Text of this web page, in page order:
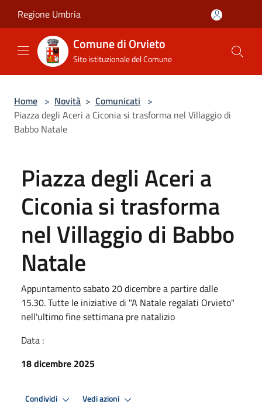
Regione Umbria
Comune di Orvieto
Sito istituzionale del Comune
Home > Novità > Comunicati >
Piazza degli Aceri a Ciconia si trasforma nel Villaggio di
Babbo Natale
Piazza degli Aceri a
Ciconia si trasforma
nel Villaggio di Babbo
Natale
Appuntamento sabato 20 dicembre a partire dalle
15.30. Tutte le iniziative di "A Natale regalati Orvieto"
nell'ultimo fine settimana pre natalizio
Data :
18 dicembre 2025
Condividi Vedi azioni